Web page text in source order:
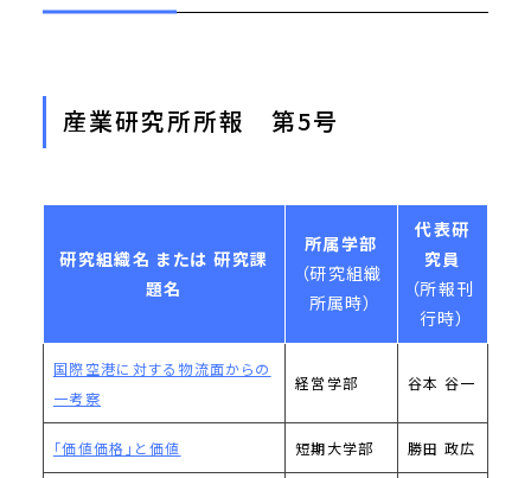
産業研究所所報 第5号
研究組織名 または 研究課
題名
所属学部
（研究組織
所属時）
代表研
究員
（所報刊
行時）
国際空港に対する物流面からの
一考察
経営学部 谷本 谷一
「価値価格」と価値 短期大学部 勝田 政広